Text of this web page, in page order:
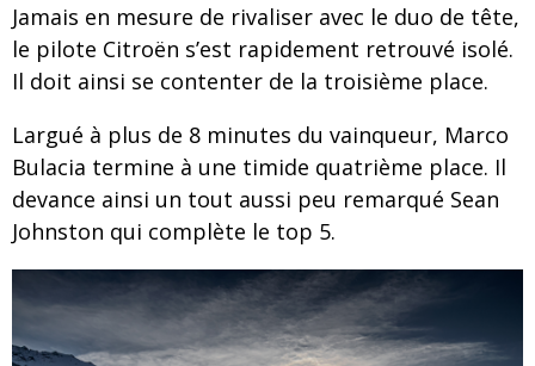
Jamais en mesure de rivaliser avec le duo de tête,
le pilote Citroën s’est rapidement retrouvé isolé.
Il doit ainsi se contenter de la troisième place.
Largué à plus de 8 minutes du vainqueur, Marco
Bulacia termine à une timide quatrième place. Il
devance ainsi un tout aussi peu remarqué Sean
Johnston qui complète le top 5.